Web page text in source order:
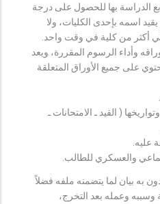
الدراسة بها للحصول على درجة
اسمه بإحدى الكليات، ولا
أكثر من كلية في وقت واحد.
وأداء الرسوم المقررة، ويعد
على جميع الأوراق المتعلقة
( القيد ـ الامتحانات ـ
عليه.
والعسكري للطالب.
بيان لما يتضمنه ملفه فضلاً
وعمله بعد التخرج،